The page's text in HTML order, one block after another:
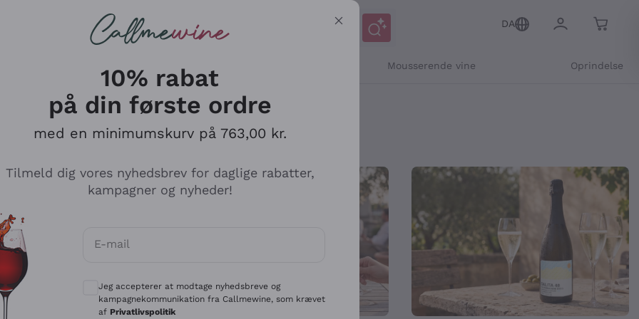
DA
Mousserende vine Oprindelse
Vinbutik og Online Shop
10% rabat
på din første ordre
med en minimumskurv på 763,00 kr.
Tilmeld dig vores nyhedsbrev for daglige rabatter,
kampagner og nyheder!
E-mail
Valgfrie samtykker for at modtage kommunikation og personlige tilbud
Jeg accepterer at modtage nyhedsbreve og
kampagnekommunikation fra Callmewine, som krævet
af Privatlivspolitik